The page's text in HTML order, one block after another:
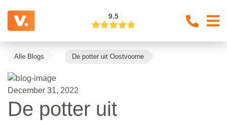
9.5
Alle Blogs De potter uit Oostvoorne
December 31, 2022
De potter uit